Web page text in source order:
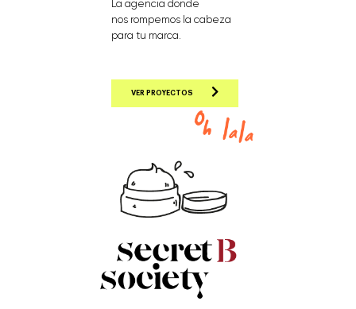
La agencia donde
nos rompemos la cabeza
para tu marca.
VER PROYECTOS